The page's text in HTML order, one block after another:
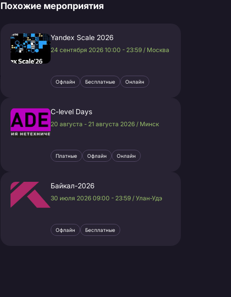
Похожие мероприятия
Yandex Scale 2026
24 сентября 2026 10:00 - 23:59 / Москва
Офлайн Бесплатные Онлайн
C-level Days
20 августа - 21 августа 2026 / Минск
Платные Офлайн Онлайн
Байкал-2026
30 июля 2026 09:00 - 23:59 / Улан-Удэ
Офлайн Бесплатные